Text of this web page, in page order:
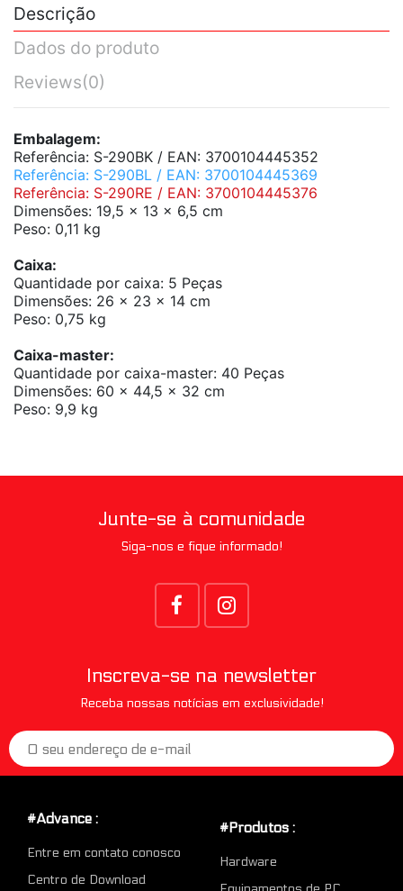
Descrição
Dados do produto
Reviews(0)
Embalagem:
Referência: S-290BK / EAN: 3700104445352
Referência: S-290BL / EAN: 3700104445369
Referência: S-290RE / EAN: 3700104445376
Dimensões: 19,5 x 13 x 6,5 cm
Peso: 0,11 kg
Caixa:
Quantidade por caixa: 5 Peças
Dimensões: 26 x 23 x 14 cm
Peso: 0,75 kg
Caixa-master:
Quantidade por caixa-master: 40 Peças
Dimensões: 60 x 44,5 x 32 cm
Peso: 9,9 kg
Junte-se à comunidade
Siga-nos e fique informado!
Inscreva-se na newsletter
Receba nossas notícias em exclusividade!
#Advance :
Entre em contato conosco
Centro de Download
#Produtos :
Hardware